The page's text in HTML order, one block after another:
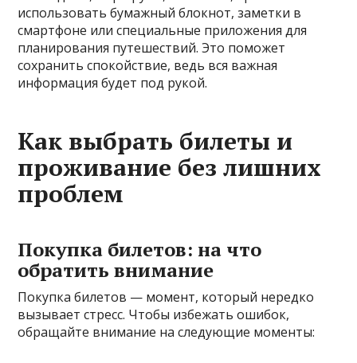
использовать бумажный блокнот, заметки в
смартфоне или специальные приложения для
планирования путешествий. Это поможет
сохранить спокойствие, ведь вся важная
информация будет под рукой.
Как выбрать билеты и
проживание без лишних
проблем
Покупка билетов: на что
обратить внимание
Покупка билетов — момент, который нередко
вызывает стресс. Чтобы избежать ошибок,
обращайте внимание на следующие моменты: